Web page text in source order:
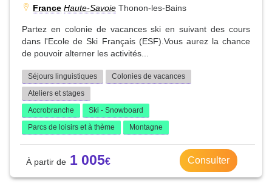
France Haute-Savoie Thonon-les-Bains
Partez en colonie de vacances ski en suivant des cours
dans l'Ecole de Ski Français (ESF).Vous aurez la chance
de pouvoir alterner les activités...
Séjours linguistiques
Colonies de vacances
Ateliers et stages
Accrobranche
Ski - Snowboard
Parcs de loisirs et à thème
Montagne
1 005 Consulter